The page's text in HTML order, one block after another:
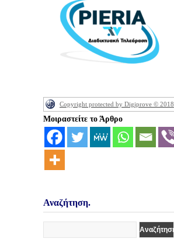
Copyright protected by Digiprove © 2018
Μοιραστείτε το Άρθρο
Αναζήτηση.